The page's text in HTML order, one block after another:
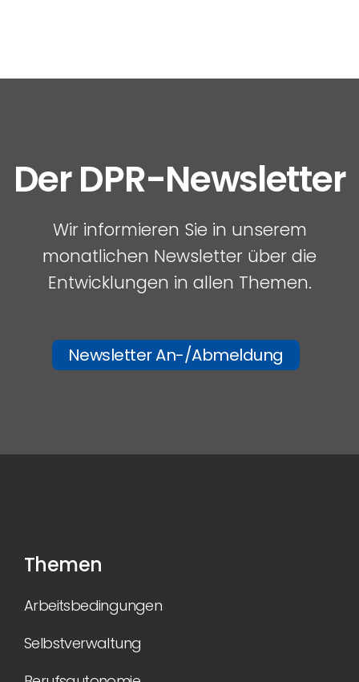
Der DPR-Newsletter
Wir informieren Sie in unserem
monatlichen Newsletter über die
Entwicklungen in allen Themen.
Newsletter An-/Abmeldung
Themen
Arbeitsbedingungen
Selbstverwaltung